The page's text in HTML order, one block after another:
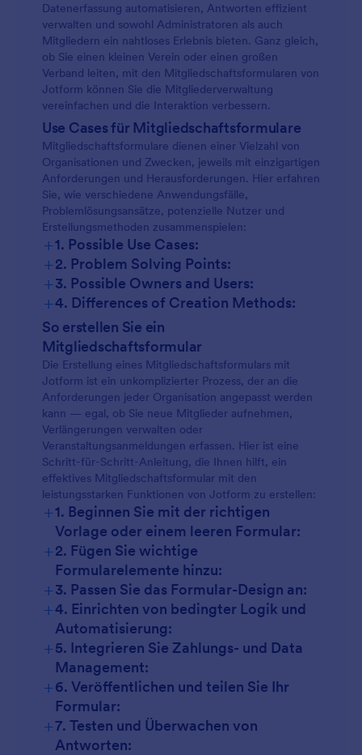
Datenerfassung automatisieren, Antworten effizient
verwalten und sowohl Administratoren als auch
Mitgliedern ein nahtloses Erlebnis bieten. Ganz gleich,
ob Sie einen kleinen Verein oder einen großen
Verband leiten, mit den Mitgliedschaftsformularen von
Jotform können Sie die Mitgliederverwaltung
vereinfachen und die Interaktion verbessern.
Use Cases für Mitgliedschaftsformulare
Mitgliedschaftsformulare dienen einer Vielzahl von
Organisationen und Zwecken, jeweils mit einzigartigen
Anforderungen und Herausforderungen. Hier erfahren
Sie, wie verschiedene Anwendungsfälle,
Problemlösungsansätze, potenzielle Nutzer und
Erstellungsmethoden zusammenspielen:
+1. Possible Use Cases:
+2. Problem Solving Points:
+3. Possible Owners and Users:
+4. Differences of Creation Methods:
Neuanmeldung als Mitglied:
Verlängerungsformulare:
Veranstaltungsanmeldungen:
Bewerbungen für Freiwillige:
Abodienste:
So erstellen Sie ein
Mitgliedschaftsformular
Die Erstellung eines Mitgliedschaftsformulars mit
Jotform ist ein unkomplizierter Prozess, der an die
Anforderungen jeder Organisation angepasst werden
kann — egal, ob Sie neue Mitglieder aufnehmen,
Verlängerungen verwalten oder
Veranstaltungsanmeldungen erfassen. Hier ist eine
Schritt-für-Schritt-Anleitung, die Ihnen hilft, ein
effektives Mitgliedschaftsformular mit den
leistungsstarken Funktionen von Jotform zu erstellen:
+1. Beginnen Sie mit der richtigen
Vorlage oder einem leeren Formular:
+2. Fügen Sie wichtige
Formularelemente hinzu:
+3. Passen Sie das Formular-Design an:
+4. Einrichten von bedingter Logik und
Automatisierung:
+5. Integrieren Sie Zahlungs- und Data
Management:
+6. Veröffentlichen und teilen Sie Ihr
Formular:
+7. Testen und Überwachen von
Antworten: